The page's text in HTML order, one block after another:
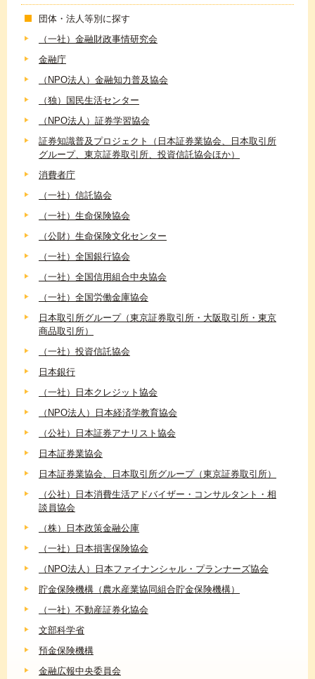
団体・法人等別に探す
（一社）金融財政事情研究会
金融庁
（NPO法人）金融知力普及協会
（独）国民生活センター
（NPO法人）証券学習協会
証券知識普及プロジェクト（日本証券業協会、日本取引所
グループ、東京証券取引所、投資信託協会ほか）
消費者庁
（一社）信託協会
（一社）生命保険協会
（公財）生命保険文化センター
（一社）全国銀行協会
（一社）全国信用組合中央協会
（一社）全国労働金庫協会
日本取引所グループ（東京証券取引所・大阪取引所・東京
商品取引所）
（一社）投資信託協会
日本銀行
（一社）日本クレジット協会
（NPO法人）日本経済学教育協会
（公社）日本証券アナリスト協会
日本証券業協会
日本証券業協会、日本取引所グループ（東京証券取引所）
（公社）日本消費生活アドバイザー・コンサルタント・相
談員協会
（株）日本政策金融公庫
（一社）日本損害保険協会
（NPO法人）日本ファイナンシャル・プランナーズ協会
貯金保険機構（農水産業協同組合貯金保険機構）
（一社）不動産証券化協会
文部科学省
預金保険機構
金融広報中央委員会